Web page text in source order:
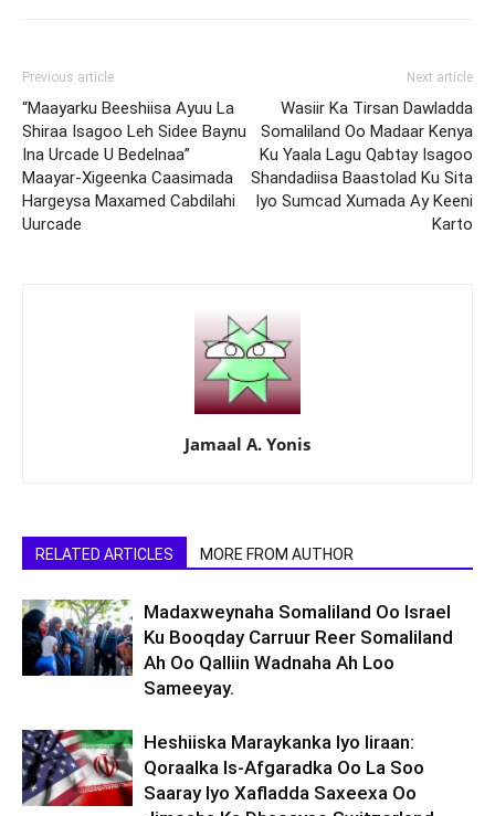
Previous article
“Maayarku Beeshiisa Ayuu La
Shiraa Isagoo Leh Sidee Baynu
Ina Urcade U Bedelnaa”
Maayar-Xigeenka Caasimada
Hargeysa Maxamed Cabdilahi
Uurcade
Next article
Wasiir Ka Tirsan Dawladda
Somaliland Oo Madaar Kenya
Ku Yaala Lagu Qabtay Isagoo
Shandadiisa Baastolad Ku Sita
Iyo Sumcad Xumada Ay Keeni
Karto
Jamaal A. Yonis
RELATED ARTICLES MORE FROM AUTHOR
Madaxweynaha Somaliland Oo Israel
Ku Booqday Carruur Reer Somaliland
Ah Oo Qalliin Wadnaha Ah Loo
Sameeyay.
Heshiiska Maraykanka Iyo Iiraan:
Qoraalka Is-Afgaradka Oo La Soo
Saaray Iyo Xafladda Saxeexa Oo